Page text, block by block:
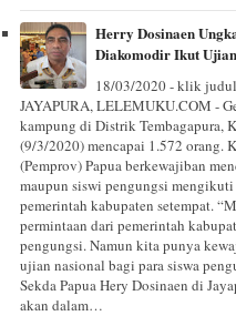
Herry Dosinaen
Diakomodir Ikut
18/03/2020 - klik
JAYAPURA, LELEMUKU.COM -
kampung di Distrik Tembagapura,
(9/3/2020) mencapai 1.572 orang.
(Pemprov) Papua berkewajiban
maupun siswi pengungsi
pemerintah kabupaten setempat.
permintaan dari pemerintah
pengungsi. Namun kita punya
ujian nasional bagi para siswa
Sekda Papua Hery Dosinaen di
akan dalam…